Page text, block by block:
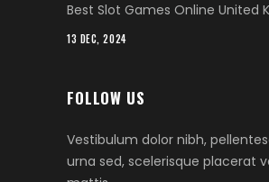
Best Slot Games Online United
13 DEC, 2024
FOLLOW US
Vestibulum dolor nibh,
urna sed, scelerisque placerat